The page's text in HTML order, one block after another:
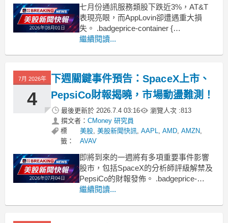
七月份通訊服務類股下跌近3%，AT&T
表現亮眼，而AppLovin卻遭遇重大損
失。 .badgeprice-container {
display: flex !important;
flex-wrap
繼續閱讀...
7月 2026年
4
下週關鍵事件預告：SpaceX上市、
PepsiCo財報揭曉，市場動盪難測！
最後更新於 2026.7.4 03:16 瀏覽人次 :813
撰文者： CMoney 研究員
標
籤：
美股, 美股新聞快訊, AAPL, AMD, AMZN,
AVAV
即將到來的一週將有多項重要事件影響
股市，包括SpaceX的分析師評級解禁及
PepsiCo的財報發佈。 .badgeprice-
container {
gap: 1rem !important;
繼續閱讀...